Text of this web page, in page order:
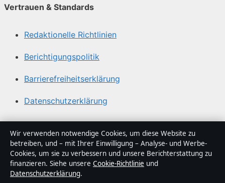
Vertrauen & Standards
Redaktionelle Richtlinien
Berichtigungspolitik
Barrierefreiheitserklärung
Datenschutzerklärung
Über Politikstudio in Kürze
Politikstudio ist ein unabhängiger digitaler
Nachrichtenanbieter mit Fokus auf Politik, Wirtschaft,
Technik und Gesellschaft in Deutschland. Jeder Artikel
Wir verwenden notwendige Cookies, um diese Website zu
betreiben, und – mit Ihrer Einwilligung – Analyse- und Werbe-
Cookies, um sie zu verbessern und unsere Berichterstattung zu
finanzieren. Siehe unsere Cookie-Richtlinie und
Datenschutzerklärung.